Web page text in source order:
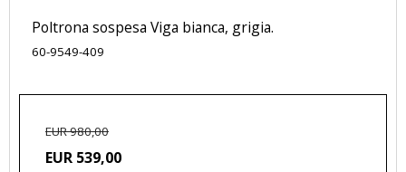
Poltrona sospesa Viga bianca, grigia.
60-9549-409
EUR 980,00
EUR 539,00